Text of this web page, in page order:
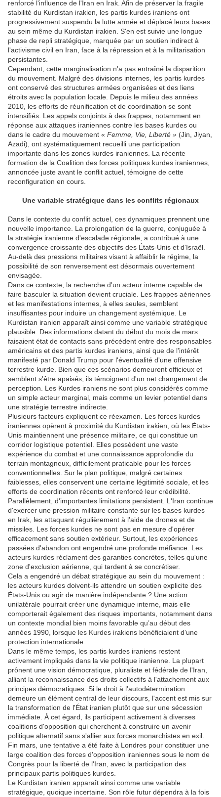
renforcé l'influence de l'Iran en Irak. Afin de préserver la fragile
stabilité du Kurdistan irakien, les partis kurdes iraniens ont
progressivement suspendu la lutte armée et déplacé leurs bases
au sein même du Kurdistan irakien. S'en est suivie une longue
phase de repli stratégique, marquée par un soutien indirect à
l'activisme civil en Iran, face à la répression et à la militarisation
persistantes.
Cependant, cette marginalisation n'a pas entraîné la disparition
du mouvement. Malgré des divisions internes, les partis kurdes
ont conservé des structures armées organisées et des liens
étroits avec la population locale. Depuis le milieu des années
2010, les efforts de réunification et de coordination se sont
intensifiés. Les appels conjoints à des frappes, notamment en
réponse aux attaques iraniennes contre les bases kurdes ou
dans le cadre du mouvement « Femme, Vie, Liberté » (Jin, Jiyan,
Azadi), ont systématiquement recueilli une participation
importante dans les zones kurdes iraniennes. La récente
formation de la Coalition des forces politiques kurdes iraniennes,
annoncée juste avant le conflit actuel, témoigne de cette
reconfiguration en cours.
Une variable stratégique dans les conflits régionaux
Dans le contexte du conflit actuel, ces dynamiques prennent une
nouvelle importance. La prolongation de la guerre, conjuguée à
la stratégie iranienne d'escalade régionale, a contribué à une
convergence croissante des objectifs des États-Unis et d'Israël.
Au-delà des pressions militaires visant à affaiblir le régime, la
possibilité de son renversement est désormais ouvertement
envisagée.
Dans ce contexte, la recherche d'un acteur interne capable de
faire basculer la situation devient cruciale. Les frappes aériennes
et les manifestations internes, à elles seules, semblent
insuffisantes pour induire un changement systémique. Le
Kurdistan iranien apparaît ainsi comme une variable stratégique
plausible. Des informations datant du début du mois de mars
faisaient état de contacts sans précédent entre des responsables
américains et des partis kurdes iraniens, ainsi que de l'intérêt
manifesté par Donald Trump pour l'éventualité d'une offensive
terrestre kurde. Bien que ces scénarios demeurent officieux et
semblent s'être apaisés, ils témoignent d'un net changement de
perception. Les Kurdes iraniens ne sont plus considérés comme
un simple acteur marginal, mais comme un levier potentiel dans
une stratégie terrestre indirecte.
Plusieurs facteurs expliquent ce réexamen. Les forces kurdes
iraniennes opèrent à proximité du Kurdistan irakien, où les États-
Unis maintiennent une présence militaire, ce qui constitue un
corridor logistique potentiel. Elles possèdent une vaste
expérience du combat et une connaissance approfondie du
terrain montagneux, difficilement praticable pour les forces
conventionnelles. Sur le plan politique, malgré certaines
faiblesses, elles conservent une certaine légitimité sociale, et les
efforts de coordination récents ont renforcé leur crédibilité.
Parallèlement, d'importantes limitations persistent. L'Iran continue
d'exercer une pression militaire constante sur les bases kurdes
en Irak, les attaquant régulièrement à l'aide de drones et de
missiles. Les forces kurdes ne sont pas en mesure d'opérer
efficacement sans soutien extérieur. Surtout, les expériences
passées d'abandon ont engendré une profonde méfiance. Les
acteurs kurdes réclament des garanties concrètes, telles qu'une
zone d'exclusion aérienne, qui tardent à se concrétiser.
Cela a engendré un débat stratégique au sein du mouvement :
les acteurs kurdes doivent-ils attendre un soutien explicite des
États-Unis ou agir de manière indépendante ? Une action
unilatérale pourrait créer une dynamique interne, mais elle
comporterait également des risques importants, notamment dans
un contexte mondial bien moins favorable qu’au début des
années 1990, lorsque les Kurdes irakiens bénéficiaient d’une
protection internationale.
Dans le même temps, les partis kurdes iraniens restent
activement impliqués dans la vie politique iranienne. La plupart
prônent une vision démocratique, pluraliste et fédérale de l'Iran,
alliant la reconnaissance des droits collectifs à l'attachement aux
principes démocratiques. Si le droit à l'autodétermination
demeure un élément central de leur discours, l'accent est mis sur
la transformation de l'État iranien plutôt que sur une sécession
immédiate. À cet égard, ils participent activement à diverses
coalitions d'opposition qui cherchent à construire un avenir
politique alternatif sans s'allier aux forces monarchistes en exil.
Fin mars, une tentative a été faite à Londres pour constituer une
large coalition des forces d'opposition iraniennes sous le nom de
Congrès pour la liberté de l'Iran, avec la participation des
principaux partis politiques kurdes.
Le Kurdistan iranien apparaît ainsi comme une variable
stratégique, quoique incertaine. Son rôle futur dépendra à la fois